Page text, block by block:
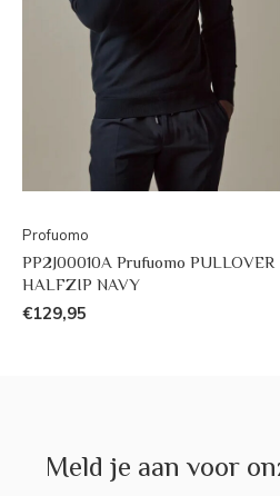
Profuomo
PP2J00010A Prufuomo PULLOVER
HALFZIP NAVY
€129,95
Meld je aan voor